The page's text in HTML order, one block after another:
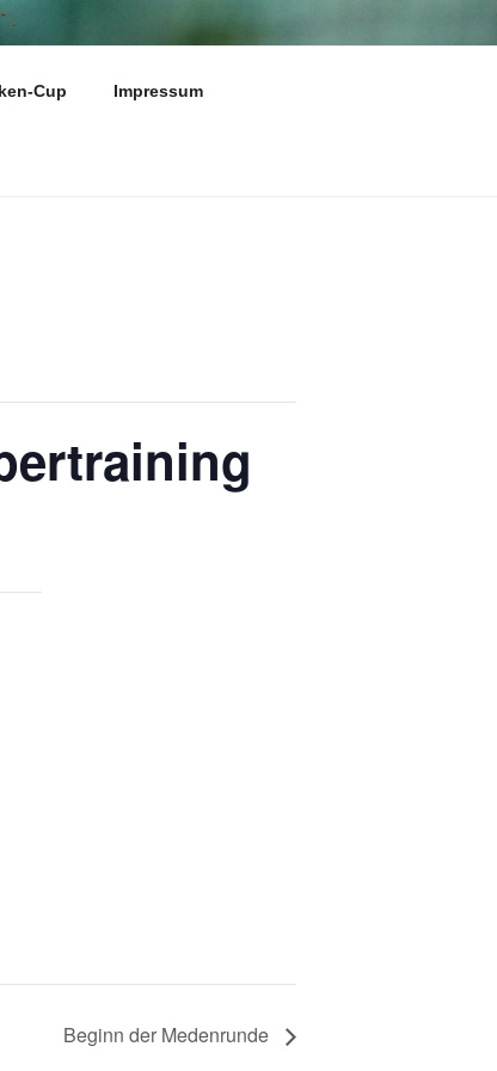
Cup Impressum
Beginn der Medenrunde